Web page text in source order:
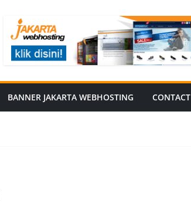
BANNER JAKARTA WEBHOSTING CONTACT